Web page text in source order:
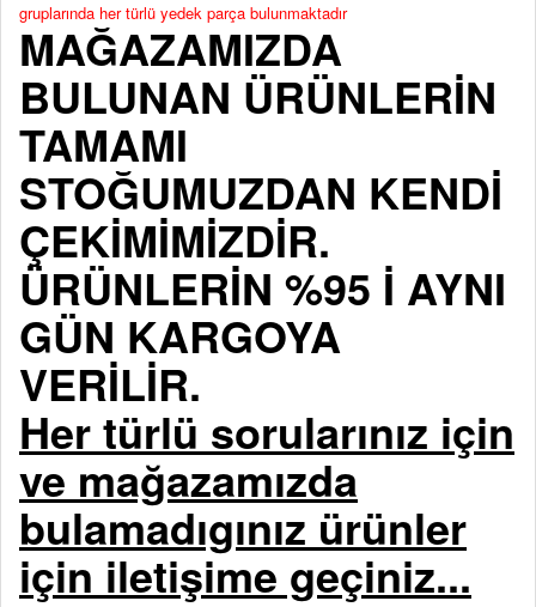
gruplarında her türlü yedek parça bulunmaktadır
MAĞAZAMIZDA
BULUNAN ÜRÜNLERİN
TAMAMI
STOĞUMUZDAN KENDİ
ÇEKİMİMİZDİR.
ÜRÜNLERİN %95 İ AYNI
GÜN KARGOYA
VERİLİR.
Her türlü sorularınız için
ve mağazamızda
bulamadıgınız ürünler
için iletişime geçiniz...